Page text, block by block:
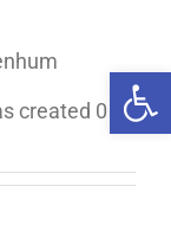
created 0